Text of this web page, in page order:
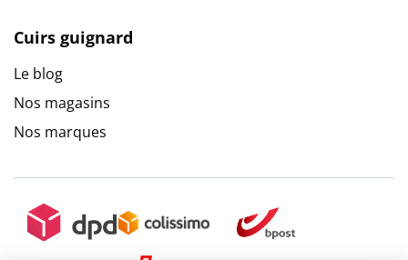
Cuirs guignard
Le blog
Nos magasins
Nos marques